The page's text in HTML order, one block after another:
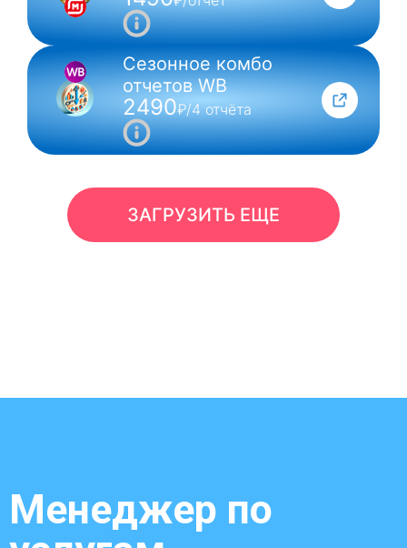
Сезонное комбо
отчетов WB
2490₽/4 отчёта
ЗАГРУЗИТЬ ЕЩЕ
Менеджер по